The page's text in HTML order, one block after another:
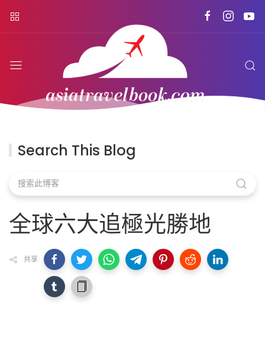
Search This Blog
全球六大追極光勝地
共享